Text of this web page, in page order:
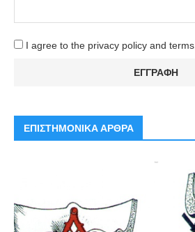
I agree to the privacy policy and terms.
ΕΠΙΣΤΗΜΟΝΙΚΑ ΑΡΘΡΑ